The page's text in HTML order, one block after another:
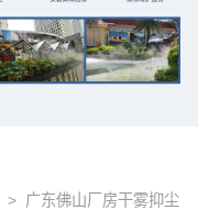
> 广东佛山厂房干雾抑尘